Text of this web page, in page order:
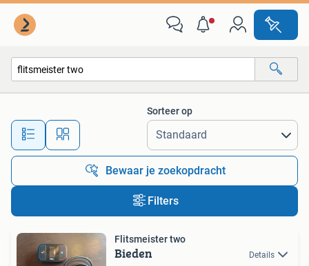
Alle afstanden…
Sorteer op
Bewaar je zoekopdracht
Filters
Flitsmeister two
Bieden Details